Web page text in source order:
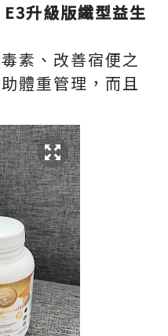
升級版纖型益生
素、改善宿便之
體重管理，而且